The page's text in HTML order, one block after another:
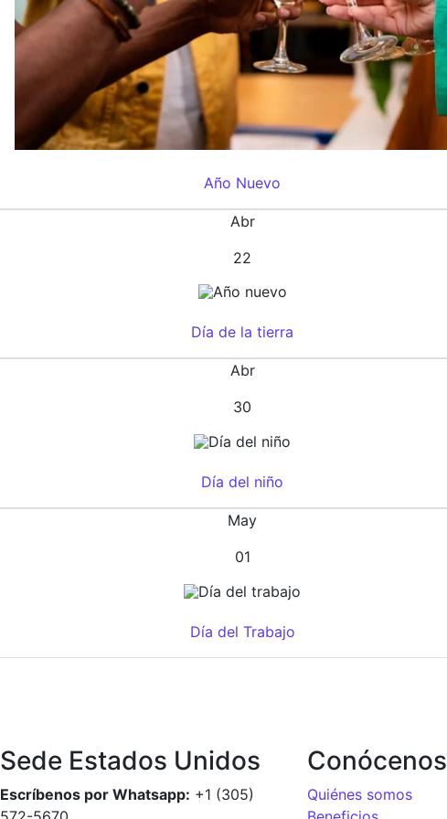
Año Nuevo
Abr
22
Día de la tierra
Abr
30
Día del niño
May
01
Día del Trabajo
Sede Estados Unidos
Escríbenos por Whatsapp: +1 (305)
Conócenos
Quiénes somos